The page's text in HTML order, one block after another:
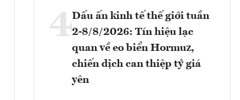
4Dấu ấn kinh tế thế giới tuần
2-8/8/2026: Tín hiệu lạc
quan về eo biển Hormuz,
chiến dịch can thiệp tỷ giá
yên